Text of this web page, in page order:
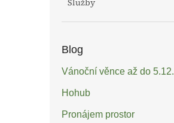
Služby
Blog
Vánoční věnce až do 5.12.
Hohub
Pronájem prostor